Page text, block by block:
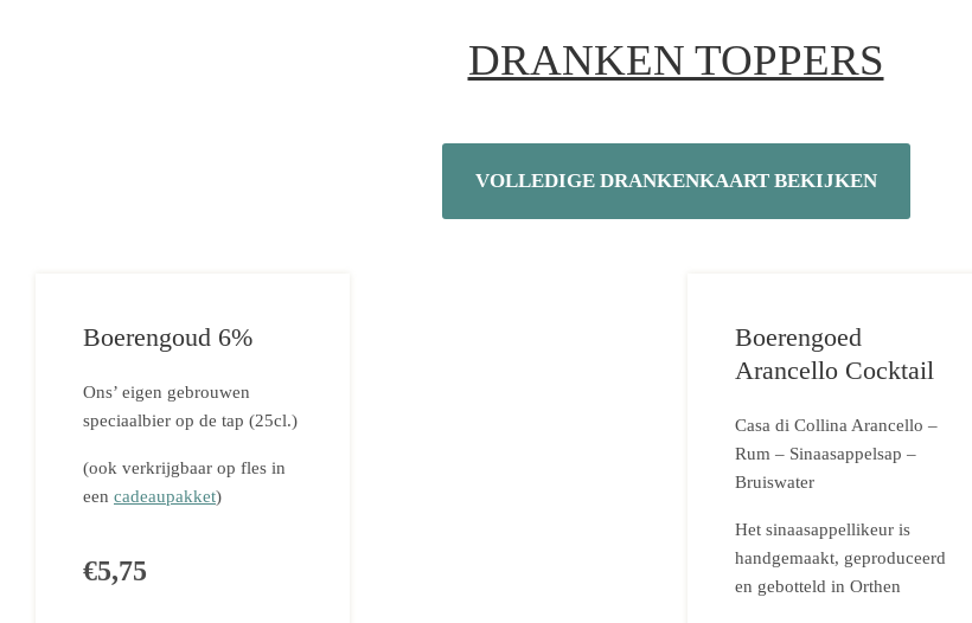
DRANKEN TOPPERS
VOLLEDIGE DRANKENKAART BEKIJKEN
Boerengoud 6%
Ons’ eigen gebrouwen
speciaalbier op de tap (25cl.)
(ook verkrijgbaar op fles in
een cadeaupakket)
€5,75
Boerengoed
Arancello Cocktail
Casa di Collina Arancello –
Rum – Sinaasappelsap –
Bruiswater
Het sinaasappellikeur is
handgemaakt, geproduceerd
en gebotteld in Orthen